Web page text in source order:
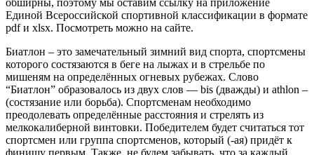
Единой Всероссийской спортивной классификации в формате
pdf и xlsx. Посмотреть можно на сайте.
Биатлон – это замечательный зимний вид спорта, спортсмены
которого состязаются в беге на лыжах и в стрельбе по
мишеням на определённых огневых рубежах. Слово
“Биатлон” образовалось из двух слов — bis (дважды) и athlon –
(состязание или борьба). Спортсменам необходимо
преодолевать определённые расстояния и стрелять из
мелкокалиберной винтовки. Победителем будет считаться тот
спортсмен или группа спортсменов, который (-ая) придёт к
финишу первым. Также, не будем забывать, что за каждый